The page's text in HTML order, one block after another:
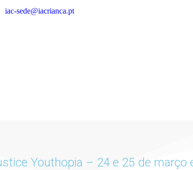
iac-sede@iacrianca.pt
Youthopia – 24 e 25 de março